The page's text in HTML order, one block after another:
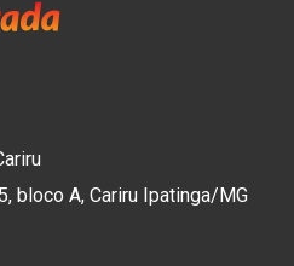
bloco A, Cariru Ipatinga/MG